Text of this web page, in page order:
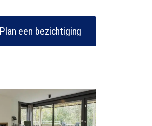
Plan een bezichtiging